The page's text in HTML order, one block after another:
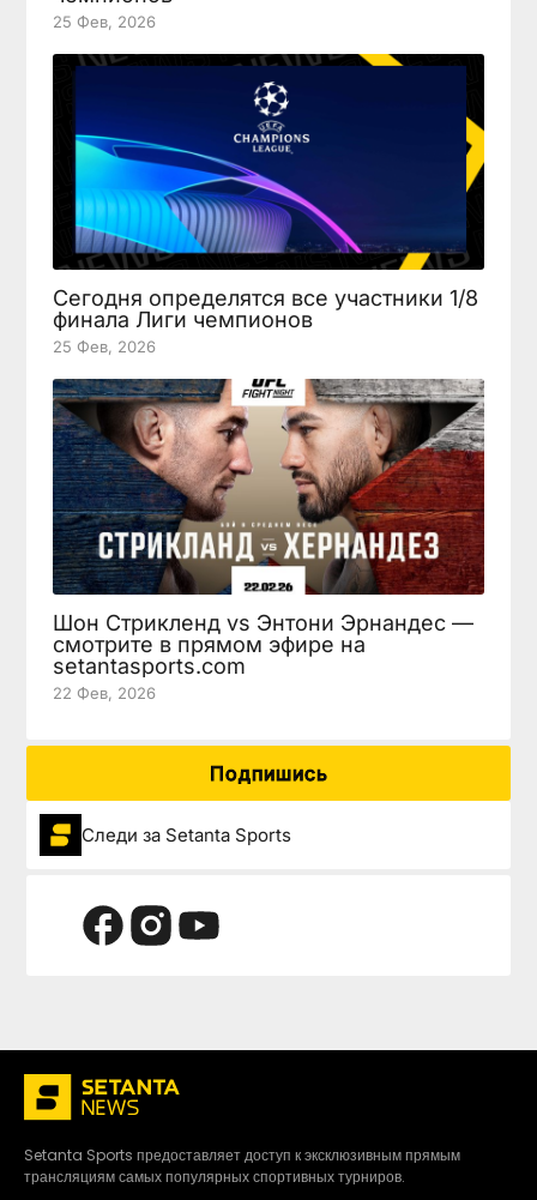
25 Фев, 2026
Сегодня определятся все участники 1/8
финала Лиги чемпионов
25 Фев, 2026
Шон Стрикленд vs Энтони Эрнандес —
смотрите в прямом эфире на
setantasports.com
22 Фев, 2026
Подпишись
Следи за Setanta Sports
Setanta Sports предоставляет доступ к эксклюзивным прямым
трансляциям самых популярных спортивных турниров.